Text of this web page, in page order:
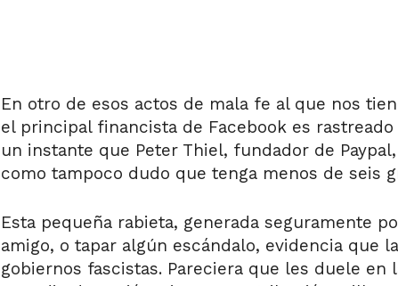
En otro de esos actos de mala fe al que nos
el principal financista de Facebook es
un instante que Peter Thiel, fundador de
como tampoco dudo que tenga menos de seis
Esta pequeña rabieta, generada seguramente
amigo, o tapar algún escándalo, evidencia que
gobiernos fascistas. Pareciera que les duele